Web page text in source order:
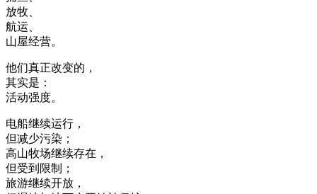
放牧、
航运、
山屋经营。
他们真正改变的，
其实是：
活动强度。
电船继续运行，
但减少污染；
高山牧场继续存在，
但受到限制；
旅游继续开放，